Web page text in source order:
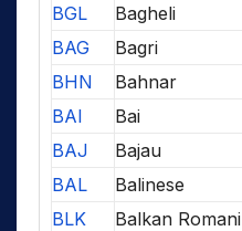
BGL
Bagheli
BAG
Bagri
BHN
Bahnar
BAI
Bai
BAJ
Bajau
BAL
Balinese
BLK
Balkan Romani